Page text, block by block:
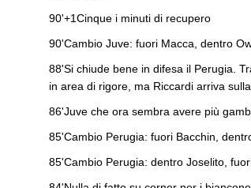
90'+1Cinque i minuti di recupero
90'Cambio Juve: fuori Macca, dentro
88'Si chiude bene in difesa il Perugia.
in area di rigore, ma Riccardi arriva
86'Juve che ora sembra avere più
85'Cambio Perugia: fuori Bacchin,
85'Cambio Perugia: dentro Joselito,